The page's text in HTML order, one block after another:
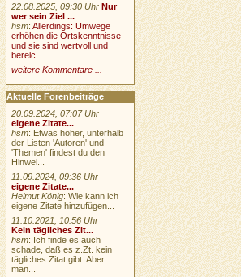
22.08.2025, 09:30 Uhr Nur
wer sein Ziel ...
hsm:Allerdings: Umwege
erhöhen die Ortskenntnisse -
und sie sind wertvoll und
bereic...
weitere Kommentare ...
Aktuelle Forenbeiträge
20.09.2024, 07:07 Uhr
eigene Zitate...
hsm: Etwas höher, unterhalb
der Listen 'Autoren' und
'Themen' findest du den
Hinwei...
11.09.2024, 09:36 Uhr
eigene Zitate...
Helmut König: Wie kann ich
eigene Zitate hinzufügen...
11.10.2021, 10:56 Uhr
Kein tägliches Zit...
hsm: Ich finde es auch
schade, daß es z.Zt. kein
tägliches Zitat gibt. Aber
man...